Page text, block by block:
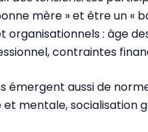
mère » et être un «
organisationnels : âge
contraintes
émergent aussi de
mentale, socialisation